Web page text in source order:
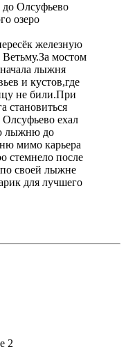
Олсуфьево
озеро
железную
Ветьму.За мостом
лыжня
и кустов,где
не били.При
становиться
ехал
лыжню до
мимо карьера
стемнело после
по своей лыжне
для лучшего
2